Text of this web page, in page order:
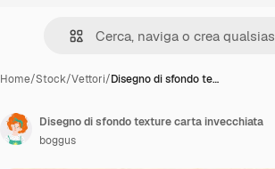
Home/Stock/Vettori/Disegno di sfondo te…
Disegno di sfondo texture carta invecchiata
boggus